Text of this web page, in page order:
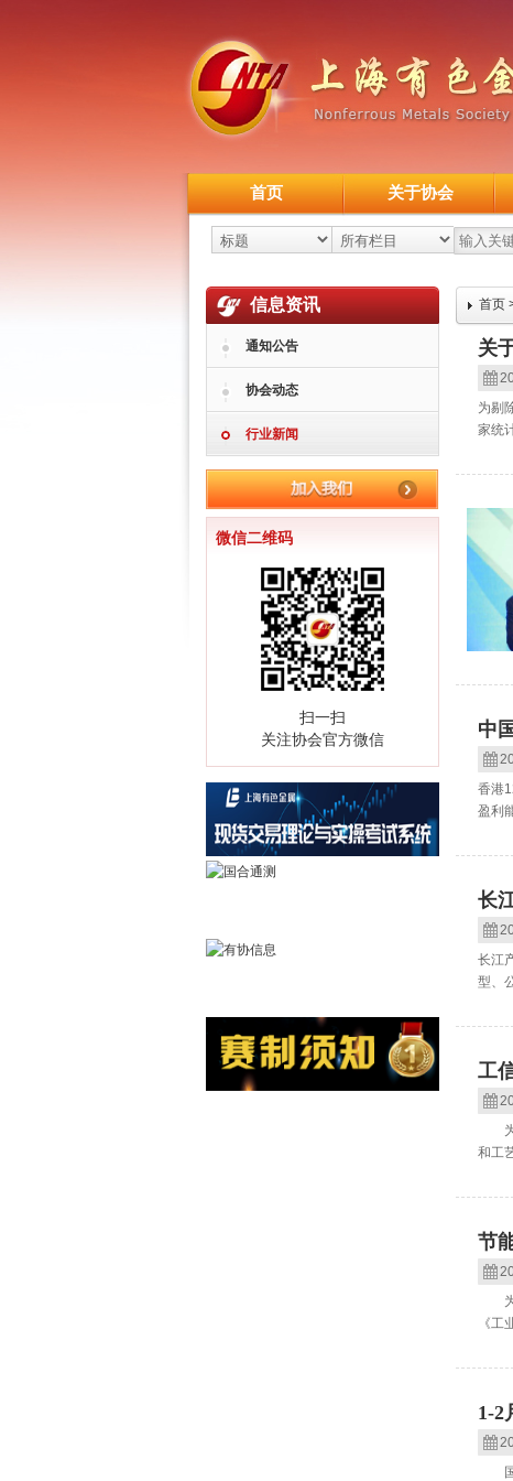
首页 关于协会
信息资讯
通知公告
协会动态
行业新闻
微信二维码
扫一扫
关注协会官方微信
首页
关
为剔
家统
中
香港
盈利
长
长江
型、
工
为
和工
节
为
《
1-2
国